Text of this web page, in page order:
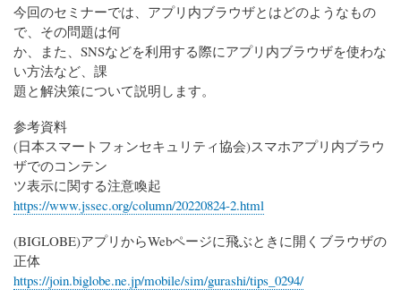
今回のセミナーでは、アプリ内ブラウザとはどのようなもの
で、その問題は何
か、また、SNSなどを利用する際にアプリ内ブラウザを使わな
い方法など、課
題と解決策について説明します。
参考資料
(日本スマートフォンセキュリティ協会)スマホアプリ内ブラウ
ザでのコンテン
ツ表示に関する注意喚起
https://www.jssec.org/column/20220824-2.html
(BIGLOBE)アプリからWebページに飛ぶときに開くブラウザの
正体
https://join.biglobe.ne.jp/mobile/sim/gurashi/tips_0294/